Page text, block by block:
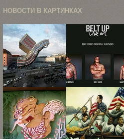
НОВОСТИ В КАРТИНКАХ
88 вариантов
одного и
того ...
«Пристегнулся
— выжил»